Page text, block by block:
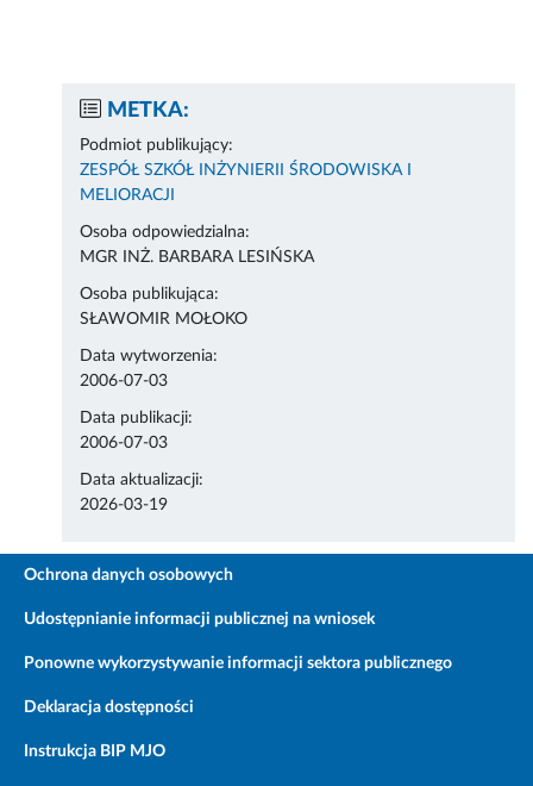
METKA:
Podmiot publikujący:
ZESPÓŁ SZKÓŁ INŻYNIERII ŚRODOWISKA I
MELIORACJI
Osoba odpowiedzialna:
MGR INŻ. BARBARA LESIŃSKA
Osoba publikująca:
SŁAWOMIR MOŁOKO
Data wytworzenia:
2006-07-03
Data publikacji:
2006-07-03
Data aktualizacji:
2026-03-19
Ochrona danych osobowych
Udostępnianie informacji publicznej na wniosek
Ponowne wykorzystywanie informacji sektora publicznego
Deklaracja dostępności
Instrukcja BIP MJO